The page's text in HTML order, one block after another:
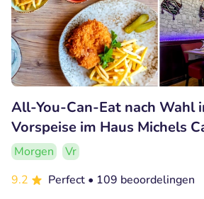
All-You-Can-Eat nach Wahl
Vorspeise im Haus Michels
Morgen
Vr
9.2
Perfect • 109 beoordelingen